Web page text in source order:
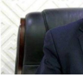
Эдийн засаг
Үзэл бодол
Спорт
Нийгэм